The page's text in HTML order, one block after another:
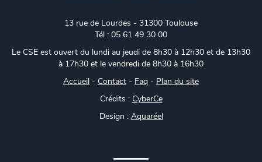
13 rue de Lourdes - 31300 Toulouse
Tél : 05 61 49 30 00
Le CSE est ouvert du lundi au jeudi de 8h30 à 12h30 et de 13h30
à 17h30 et le vendredi de 8h30 à 16h30
Accueil - Contact - Faq - Plan du site
Crédits : CyberCe
Design : Aquaréel